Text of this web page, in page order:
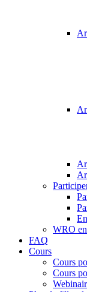
WRO
FAQ
Cours
Cours
Cours